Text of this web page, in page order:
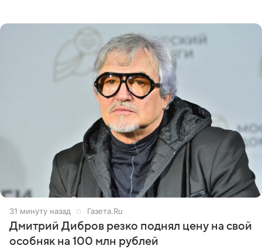
32 минуты назад Газета.Ru
Дмитрий Дибров резко поднял цену на свой
особняк на 100 млн рублей